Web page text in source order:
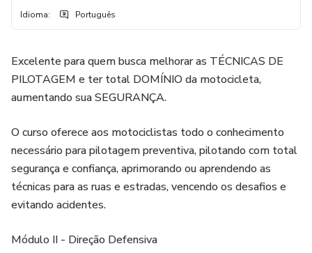
Idioma: Português
Excelente para quem busca melhorar as TÉCNICAS DE
PILOTAGEM e ter total DOMÍNIO da motocicleta,
aumentando sua SEGURANÇA.
O curso oferece aos motociclistas todo o conhecimento
necessário para pilotagem preventiva, pilotando com total
segurança e confiança, aprimorando ou aprendendo as
técnicas para as ruas e estradas, vencendo os desafios e
evitando acidentes.
Módulo II - Direção Defensiva